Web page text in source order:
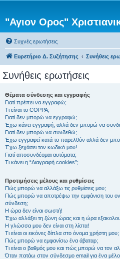
"Αγιον Ορος"
Συχνές ερωτήσεις
Ευρετήριο Δ. Συζήτησης Συνήθεις
Συνήθεις ερωτήσεις
Θέματα σύνδεσης και εγγραφής
Γιατί πρέπει να εγγραφώ;
Τι είναι το COPPA;
Γιατί δεν μπορώ να εγγραφώ;
Έχω κάνει εγγραφή, αλλά δεν μπορώ να
Γιατί δεν μπορώ να συνδεθώ;
Έχω εγγραφεί κατά το παρελθόν αλλά δεν
Έχω ξεχάσει τον κωδικό μου!
Γιατί αποσυνδέομαι αυτόματα;
Τι κάνει η “Διαγραφή cookies”;
Προτιμήσεις μέλους και ρυθμίσεις
Πώς μπορώ να αλλάξω τις ρυθμίσεις μου;
Πώς μπορώ να αποτρέψω την εμφάνιση του
σύνδεση;
Η ώρα δεν είναι σωστή!
Έχω αλλάξει τη ζώνη ώρας και η ώρα
Η γλώσσα μου δεν είναι στη λίστα!
Τι είναι οι εικόνες δίπλα στο όνομα χρήστη μου;
Πώς μπορώ να εμφανίσω ένα άβαταρ;
Τι είναι ο βαθμός μου και πώς μπορώ να τον
Όταν πατάω στον σύνδεσμο email για ένα